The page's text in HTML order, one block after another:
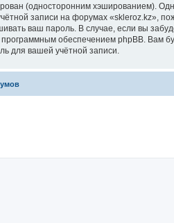
(односторонним хэшированием).
записи на форумах «skleroz.kz»,
ваш пароль. В случае, если вы
обеспечением phpBB. Вам
для вашей учётной записи.